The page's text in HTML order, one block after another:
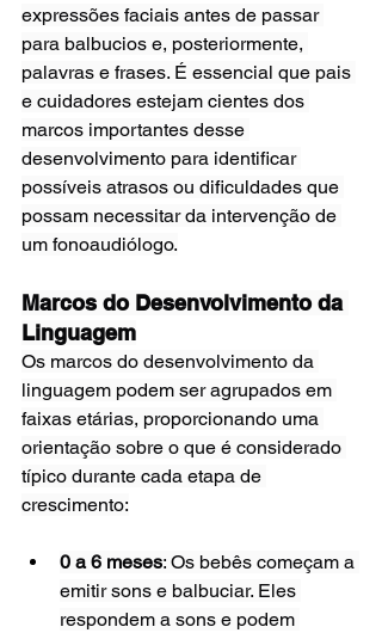
expressões faciais antes de passar
para balbucios e, posteriormente,
palavras e frases. É essencial que pais
e cuidadores estejam cientes dos
marcos importantes desse
desenvolvimento para identificar
possíveis atrasos ou dificuldades que
possam necessitar da intervenção de
um fonoaudiólogo.
Marcos do Desenvolvimento da
Linguagem
Os marcos do desenvolvimento da
linguagem podem ser agrupados em
faixas etárias, proporcionando uma
orientação sobre o que é considerado
típico durante cada etapa de
crescimento:
0 a 6 meses: Os bebês começam a
emitir sons e balbuciar. Eles
respondem a sons e podem